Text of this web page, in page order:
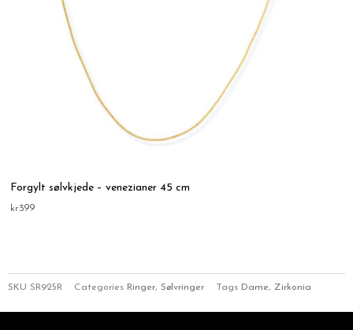
Forgylt sølvkjede – venezianer 45 cm
kr399
SKU SR925R Categories Ringer, Sølvringer Tags Dame, Zirkonia